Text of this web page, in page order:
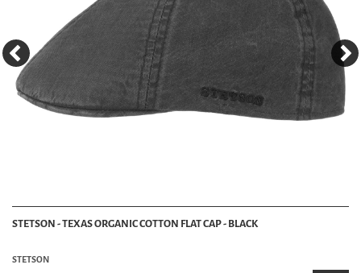
STETSON - TEXAS ORGANIC COTTON FLAT CAP - BLACK
STETSON